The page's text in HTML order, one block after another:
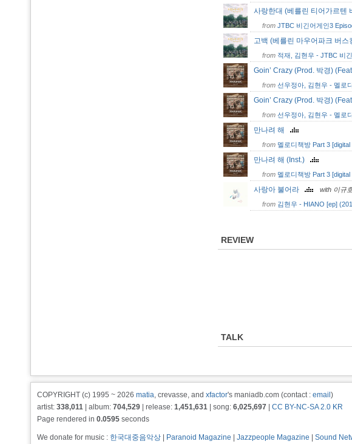
사랑한대 (베를린 티어가르텐
from JTBC 비긴어게인3
고백 (베를린 마우어파크 버스
from 적재, 김현우 - JTBC 비
Goin’ Crazy (Prod. 박경)
from 선우정아, 김현우 - 멜로
Goin’ Crazy (Prod. 박경)
from 선우정아, 김현우 - 멜로
만나려 해
from 멜로디책방 Part 3
만나려 해 (Inst.)
from 멜로디책방 Part 3
사랑아 불어라 with 이규
from 김현우 - HIANO [ep]
REVIEW
TALK
COPYRIGHT (c) 1995 ~ 2026 matia, crevasse, and xfactor's maniadb.com (contact : email )
artist: 338,011 | album: 704,529 | release: 1,451,631 | song: 6,025,697
CC BY-NC-SA 2.0 KR
Page rendered in 0.0595 seconds
We donate for music : 한국대중음악상 Paranoid Magazine Jazzpeople Magazine Sound